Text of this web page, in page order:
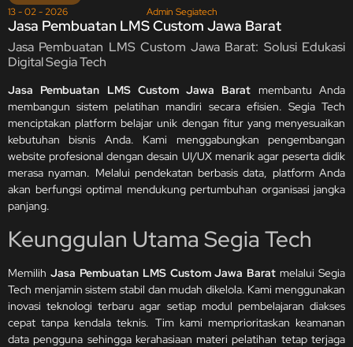
13 - 02 - 2026
Admin Segiatech
Jasa Pembuatan LMS Custom Jawa Barat
Jasa Pembuatan LMS Custom Jawa Barat: Solusi Edukasi
Digital Segia Tech
Jasa Pembuatan LMS Custom Jawa Barat membantu Anda
membangun sistem pelatihan mandiri secara efisien. Segia Tech
menciptakan platform belajar unik dengan fitur yang menyesuaikan
kebutuhan bisnis Anda. Kami menggabungkan pengembangan
website profesional dengan desain UI/UX menarik agar peserta didik
merasa nyaman. Melalui pendekatan berbasis data, platform Anda
akan berfungsi optimal mendukung pertumbuhan organisasi jangka
panjang.
Keunggulan Utama Segia Tech
Memilih Jasa Pembuatan LMS Custom Jawa Barat melalui Segia
Tech menjamin sistem stabil dan mudah dikelola. Kami menggunakan
inovasi teknologi terbaru agar setiap modul pembelajaran diakses
cepat tanpa kendala teknis. Tim kami memprioritaskan keamanan
data pengguna sehingga kerahasiaan materi pelatihan tetap terjaga